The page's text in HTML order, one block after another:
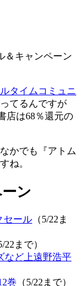
＆キャンペーン
タイムコミュニ
てるんですが
店は68％還元の
かでも『アトム
ね。
ン
セール （5/22ま
22まで）
など上遠野浩平
巻 （5/22まで）